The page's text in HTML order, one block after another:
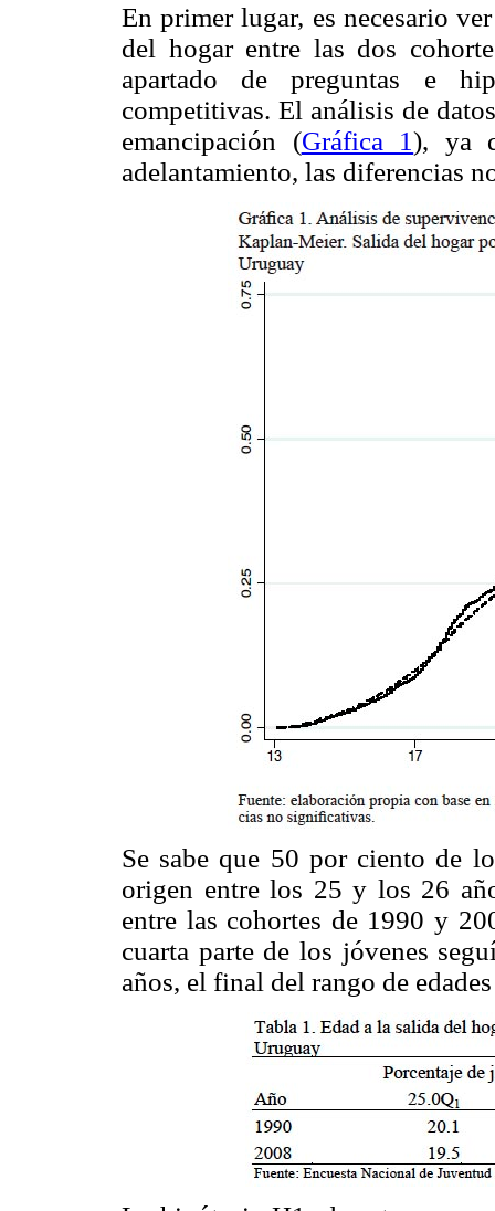
En primer lugar, es necesario
del hogar entre las dos
apartado de preguntas e
competitivas. El análisis de
emancipación (Gráfica 1), ya
adelantamiento, las diferencias
Se sabe que 50 por ciento de
origen entre los 25 y los 26
entre las cohortes de 1990 y
cuarta parte de los jóvenes
años, el final del rango de